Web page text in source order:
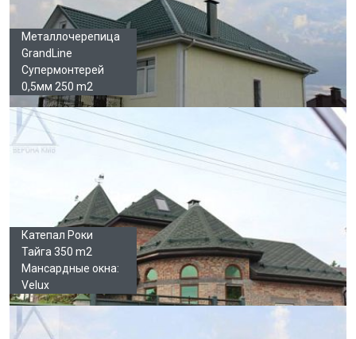
Металлочерепица
GrandLine
Супермонтерей
0,5мм 250 m2
Катепал Роки
Тайга 350 m2
Мансардные окна:
Velux